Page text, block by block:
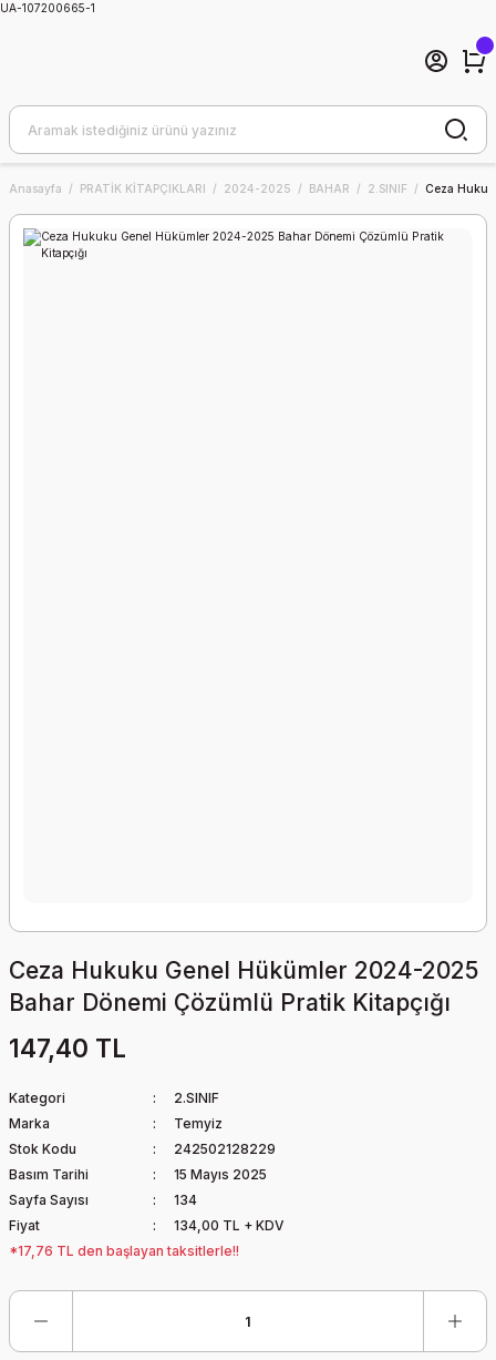
UA-107200665-1
Anasayfa PRATİK KİTAPÇIKLARI 2024-2025 BAHAR 2.SINIF Ceza
Ceza Hukuku Genel Hükümler 2024-2025
Bahar Dönemi Çözümlü Pratik Kitapçığı
147,40 TL
Kategori
2.SINIF
Marka
Temyiz
Stok Kodu
242502128229
Basım Tarihi
15 Mayıs 2025
Sayfa Sayısı
134
Fiyat
134,00 TL + KDV
*17,76 TL den başlayan taksitlerle!!